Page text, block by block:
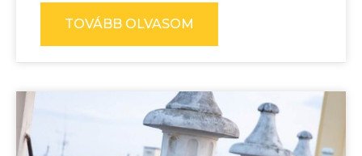
TOVÁBB OLVASOM